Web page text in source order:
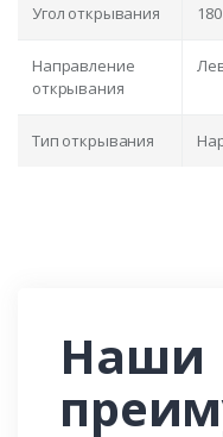
Угол открывания
Направление
открывания
Тип открывания
Наши